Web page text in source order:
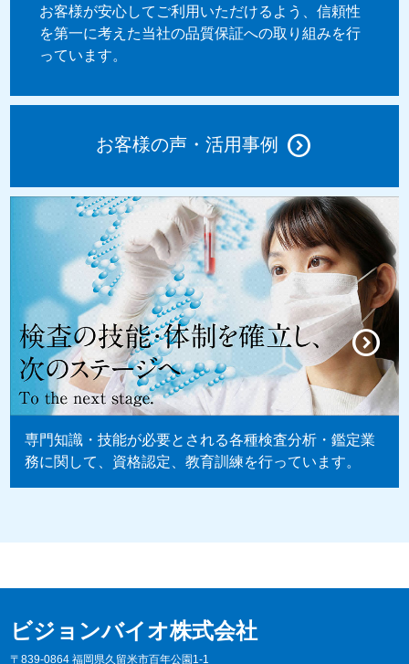
お客様が安心してご利用いただけるよう、信頼性
を第一に考えた当社の品質保証への取り組みを行
っています。
お客様の声・活用事例
専門知識・技能が必要とされる各種検査分析・鑑定業
務に関して、資格認定、教育訓練を行っています。
ビジョンバイオ株式会社
〒839-0864 福岡県久留米市百年公園1-1